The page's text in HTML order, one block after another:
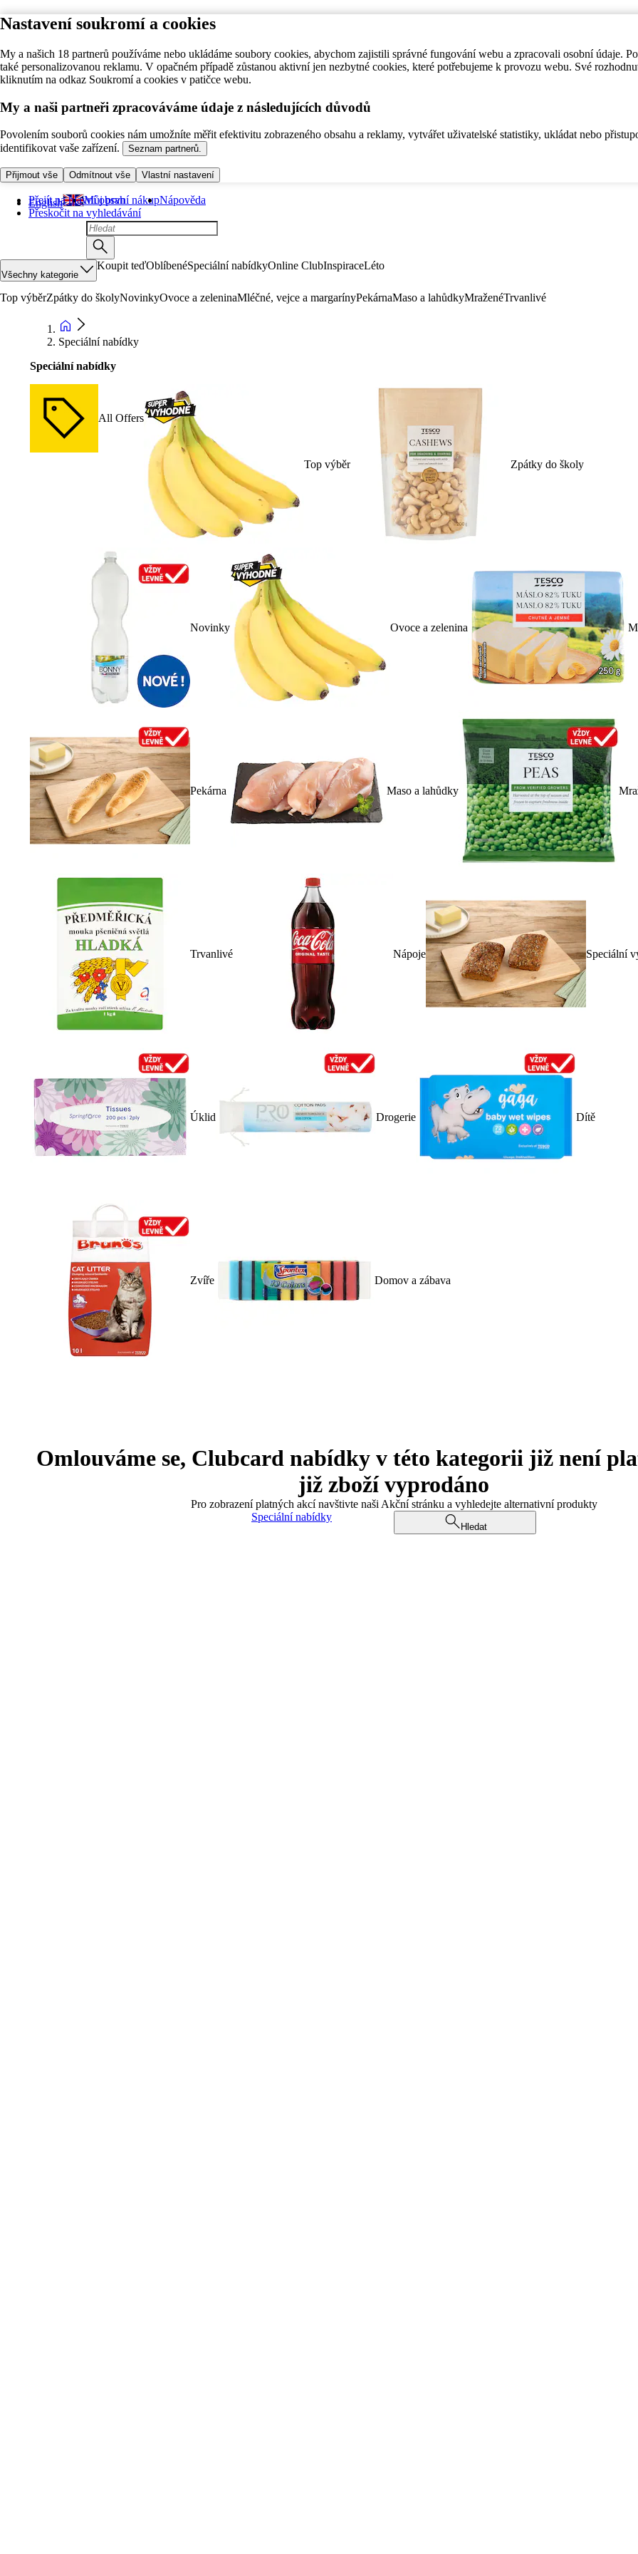
Nastavení soukromí a cookies
My a našich 18 partnerů používáme nebo ukládáme soubory cookies, abychom zajistili správné fungování webu a zpracovali osobní údaje.
také personalizovanou reklamu. V opačném případě zůstanou aktivní jen nezbytné cookies, které potřebujeme k provozu webu. Své
kliknutím na odkaz Soukromí a cookies v patičce webu.
My a naši partneři zpracováváme údaje z následujících důvodů
Povolením souborů cookies nám umožníte měřit efektivitu zobrazeného obsahu a reklamy, vytvářet uživatelské statistiky, ukládat nebo
identifikovat vaše zařízení.
Seznam partnerů.
Přijmout vše Odmítnout vše Vlastní nastavení
Přejít na hlavní obsah
Přeskočit na vyhledávání
English Můj první nákupNápověda
Všechny kategorie
Koupit teďOblíbenéSpeciální nabídkyOnline ClubInspiraceLéto
Top výběrZpátky do školyNovinkyOvoce a zeleninaMléčné, vejce a margarínyPekárnaMaso a lahůdkyMraženéTrvanlivé
Speciální nabídky
Speciální nabídky
All Offers
Top výběr Zpátky do školy
Novinky Ovoce a zelenina
Pekárna Maso a lahůdky
Trvanlivé Nápoje Speciální
Úklid Drogerie Dítě
Zvíře Domov a zábava
Omlouváme se, Clubcard nabídky v této kategorii již není
již zboží vyprodáno
Pro zobrazení platných akcí navštivte naši Akční stránku a vyhledejte alternativní produkty
Speciální nabídky
Hledat